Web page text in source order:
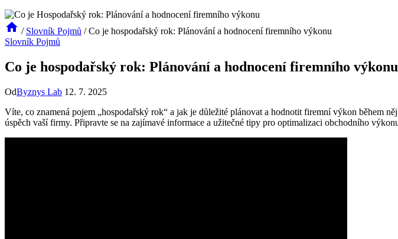
/ Slovník Pojmů / Co je hospodařský rok: Plánování a hodnocení firemního výkonu
Slovník Pojmů
Co je hospodařský rok: Plánování a hodnocení firemního výkonu
OdByznys Lab 12. 7. 2025
Víte, co znamená pojem „hospodařský rok“ a jak je důležité plánovat a hodnotit firemní výkon během
úspěch vaší firmy. Připravte se na zajímavé informace a užitečné tipy pro optimalizaci obchodního